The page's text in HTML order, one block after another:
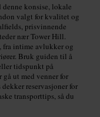
konsise, lokale
valgt for kvalitet og
prisvinnende
nær Tower Hill.
fra intime avlukker og
Bruk guiden til å
tidspunkt på
ut med venner for
reservasjoner for
transporttips, så du